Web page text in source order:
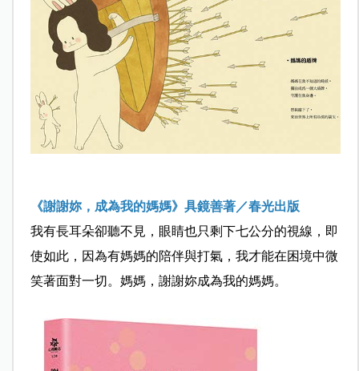
《謝謝妳，成為我的媽媽》具鏡善著／春光出版
我有長耳朵卻聽不見，眼睛也只剩下七公分的視線，即
使如此，因為有媽媽的陪伴與打氣，我才能在困境中微
笑著面對一切。媽媽，謝謝妳成為我的媽媽。